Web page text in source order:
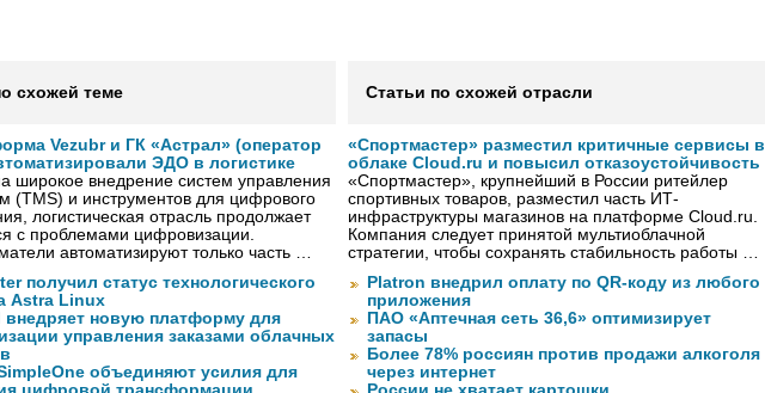
схожей теме
Vezubr и ГК «Астрал» (оператор
ЭДО в логистике
широкое внедрение систем управления
(TMS) и инструментов для цифрового
логистическая отрасль продолжает
с проблемами цифровизации.
автоматизируют только часть …
получил статус технологического
Astra Linux
внедряет новую платформу для
управления заказами облачных
объединяют усилия для
Статьи по схожей отрасли
«Спортмастер» разместил критичные сервисы в
облаке Cloud.ru и повысил отказоустойчивость
«Спортмастер», крупнейший в России ритейлер
спортивных товаров, разместил часть ИТ-
инфраструктуры магазинов на платформе Cloud.ru.
Компания следует принятой мультиоблачной
стратегии, чтобы сохранять стабильность работы …
Platron внедрил оплату по QR-коду из любого
приложения
ПАО «Аптечная сеть 36,6» оптимизирует
запасы
Более 78% россиян против продажи алкоголя
через интернет